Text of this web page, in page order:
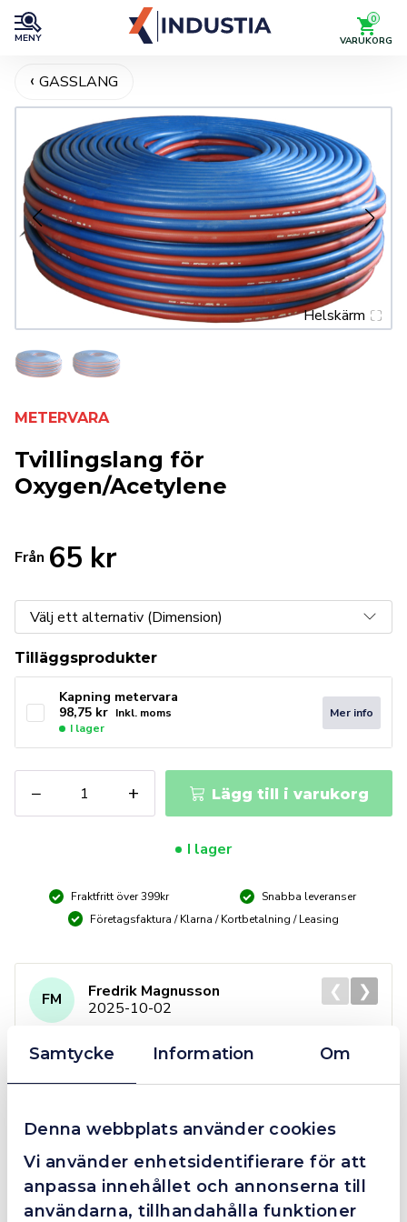
Samtycke Information Om
Denna webbplats använder cookies
Vi använder enhetsidentifierare för att
anpassa innehållet och annonserna till
användarna, tillhandahålla funktioner
MENY
0
VARUKORG
GASSLANG
Helskärm
METERVARA
Tvillingslang för
Oxygen/Acetylene
Från 65 kr
Tilläggsprodukter
Kapning metervara
98,75 kr Inkl. moms
I lager
Mer info
−
för
Oxygen/Acetylene
+ Lägg till i varukorg
I lager
Fraktfritt över 399kr
Snabba leveranser
Företagsfaktura / Klarna / Kortbetalning / Leasing
FM
Fredrik Magnusson
2025-10-02
Dom här grabbarna är definitionen av serviceminded.
Trots en billigare order, som det blev lite strul med,
så agerade dom blixtsnabbt och löste det långt över
förväntan. Hade kontakt med Alexander, som förtjänar
en extra guldstjärna.
❮ ❯